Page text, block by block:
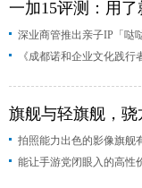
一加15评测：用
赢了
深业商管推出亲子IP「哒
《成都诺和企业文化践
旗舰与轻旗舰，骁
存在
拍照能力出色的影像旗舰
能让手游党闭眼入的高性